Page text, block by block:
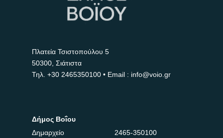
Πλατεία Τσιστοπούλου 5
50300, Σιάτιστα
Τηλ. +30 2465350100 • Email : info@voio.gr
Δήμος Βοΐου
Δημαρχείο
2465-350100